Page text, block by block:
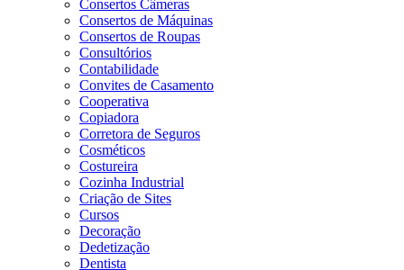
Consertos Câmeras
Consertos de Máquinas
Consertos de Roupas
Consultórios
Contabilidade
Convites de Casamento
Cooperativa
Copiadora
Corretora de Seguros
Cosméticos
Costureira
Cozinha Industrial
Criação de Sites
Cursos
Decoração
Dedetização
Dentista